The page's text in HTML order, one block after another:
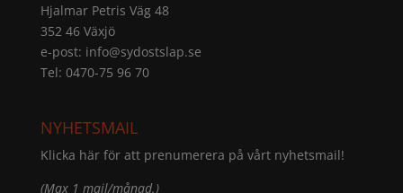
Hjalmar Petris Väg 48
352 46 Växjö
e-post: info@sydostslap.se
Tel: 0470-75 96 70
NYHETSMAIL
Klicka här för att prenumerera på vårt nyhetsmail!
(Max 1 mail/månad.)